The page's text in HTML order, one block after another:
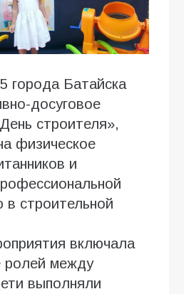
Батайска
досуговое
строителя»,
физическое
и
в строительной
включала
ролей между
выполняли